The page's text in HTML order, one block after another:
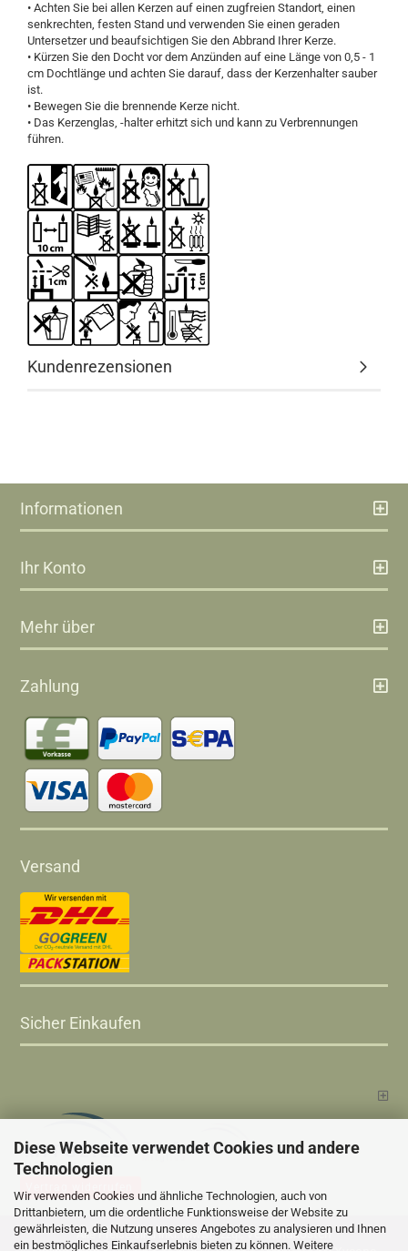
Diese Webseite verwendet Cookies und andere
Technologien
Wir verwenden Cookies und ähnliche Technologien, auch von
Drittanbietern, um die ordentliche Funktionsweise der Website zu
gewährleisten, die Nutzung unseres Angebotes zu analysieren und Ihnen
ein bestmögliches Einkaufserlebnis bieten zu können. Weitere
• Achten Sie bei allen Kerzen auf einen zugfreien Standort, einen
senkrechten, festen Stand und verwenden Sie einen geraden
Untersetzer und beaufsichtigen Sie den Abbrand Ihrer Kerze.
• Kürzen Sie den Docht vor dem Anzünden auf eine Länge von 0,5 - 1
cm Dochtlänge und achten Sie darauf, dass der Kerzenhalter sauber
ist.
• Bewegen Sie die brennende Kerze nicht.
• Das Kerzenglas, -halter erhitzt sich und kann zu Verbrennungen
führen.
Kundenrezensionen
Informationen
Ihr Konto
Mehr über
Zahlung
Versand
Sicher Einkaufen
Alle Preise sind inkl. MwSt., zzgl.Versandkosten